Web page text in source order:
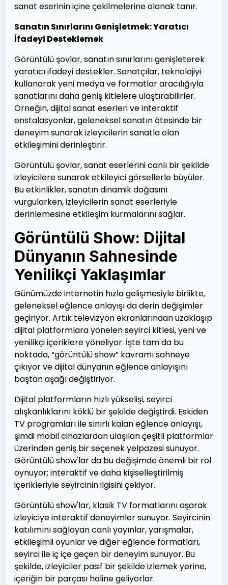
sanat eserinin içine çekilmelerine olanak tanır.
Sanatın Sınırlarını Genişletmek: Yaratıcı
İfadeyi Desteklemek
Görüntülü şovlar, sanatın sınırlarını genişleterek
yaratıcı ifadeyi destekler. Sanatçılar, teknolojiyi
kullanarak yeni medya ve formatlar aracılığıyla
sanatlarını daha geniş kitlelere ulaştırabilirler.
Örneğin, dijital sanat eserleri ve interaktif
enstalasyonlar, geleneksel sanatın ötesinde bir
deneyim sunarak izleyicilerin sanatla olan
etkileşimini derinleştirir.
Görüntülü şovlar, sanat eserlerini canlı bir şekilde
izleyicilere sunarak etkileyici görsellerle büyüler.
Bu etkinlikler, sanatın dinamik doğasını
vurgularken, izleyicilerin sanat eserleriyle
derinlemesine etkileşim kurmalarını sağlar.
Görüntülü Show: Dijital
Dünyanın Sahnesinde
Yenilikçi Yaklaşımlar
Günümüzde internetin hızla gelişmesiyle birlikte,
geleneksel eğlence anlayışı da derin değişimler
geçiriyor. Artık televizyon ekranlarından uzaklaşıp
dijital platformlara yönelen seyirci kitlesi, yeni ve
yenilikçi içeriklere yöneliyor. İşte tam da bu
noktada, “görüntülü show” kavramı sahneye
çıkıyor ve dijital dünyanın eğlence anlayışını
baştan aşağı değiştiriyor.
Dijital platformların hızlı yükselişi, seyirci
alışkanlıklarını köklü bir şekilde değiştirdi. Eskiden
TV programları ile sınırlı kalan eğlence anlayışı,
şimdi mobil cihazlardan ulaşılan çeşitli platformlar
üzerinden geniş bir seçenek yelpazesi sunuyor.
Görüntülü show'lar da bu değişimde önemli bir rol
oynuyor; interaktif ve daha kişiselleştirilmiş
içerikleriyle seyircinin ilgisini çekiyor.
Görüntülü show'lar, klasik TV formatlarını aşarak
izleyiciye interaktif deneyimler sunuyor. Seyircinin
katılımını sağlayan canlı yayınlar, yarışmalar,
etkileşimli oyunlar ve diğer eğlence formatları,
seyirci ile iç içe geçen bir deneyim sunuyor. Bu
şekilde, izleyiciler pasif bir şekilde izlemek yerine,
içeriğin bir parçası haline geliyorlar.